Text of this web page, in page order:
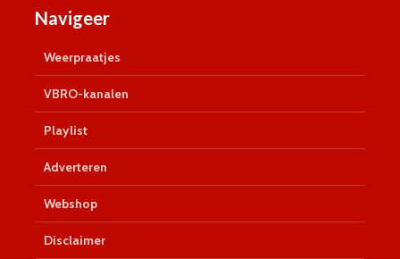
Navigeer
Weerpraatjes
VBRO-kanalen
Playlist
Adverteren
Webshop
Disclaimer